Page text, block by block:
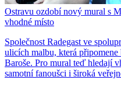
Ostravu ozdobí nový mural s
vhodné místo
Společnost Radegast ve
ulicích malbu, která
Baroše. Pro mural teď hledají
samotní fanoušci i široká